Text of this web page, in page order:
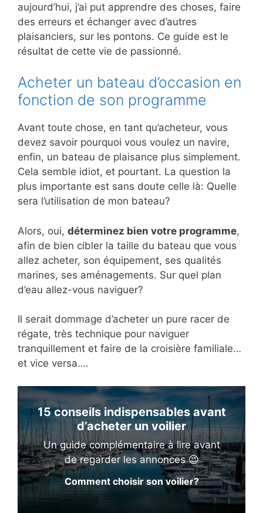
aujourd’hui, j’ai put apprendre des choses, faire
des erreurs et échanger avec d’autres
plaisanciers, sur les pontons. Ce guide est le
résultat de cette vie de passionné.
Acheter un bateau d’occasion en
fonction de son programme
Avant toute chose, en tant qu’acheteur, vous
devez savoir pourquoi vous voulez un navire,
enfin, un bateau de plaisance plus simplement.
Cela semble idiot, et pourtant. La question la
plus importante est sans doute celle là: Quelle
sera l’utilisation de mon bateau?
Alors, oui, déterminez bien votre programme,
afin de bien cibler la taille du bateau que vous
allez acheter, son équipement, ses qualités
marines, ses aménagements. Sur quel plan
d’eau allez-vous naviguer?
Il serait dommage d’acheter un pure racer de
régate, très technique pour naviguer
tranquillement et faire de la croisière familiale…
et vice versa….
15 conseils indispensables avant
d’acheter un voilier
Un guide complémentaire à lire avant
de regarder les annonces 😉
Comment choisir son voilier?